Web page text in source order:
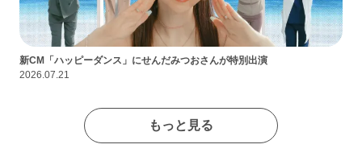
新CM「ハッピーダンス」にせんだみつおさんが特別出演
2026.07.21
もっと見る